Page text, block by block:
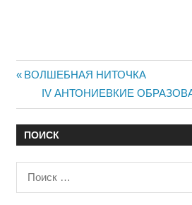
Навигация
по
записям
Предыдущий:
ВОЛШЕБНАЯ НИТОЧКА
Следующий:
IV АНТОНИЕВКИЕ
ПОИСК